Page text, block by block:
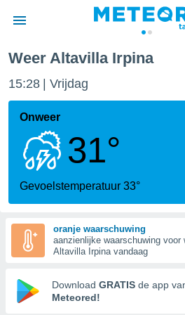
door
verstrekte
hoge
hebt de
voor
op basis
Weer Altavilla Irpina
15:28 Vrijdag
Onweer
31°
Gevoelstemperatuur 33°
oranje waarschuwing
aanzienlijke waarschuwing voor
Altavilla Irpina vandaag
Download GRATIS de app
Meteored!